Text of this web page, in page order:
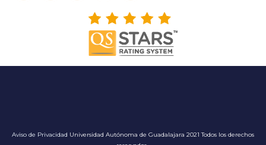
Aviso de Privacidad Universidad Autónoma de Guadalajara 2021 Todos los derechos